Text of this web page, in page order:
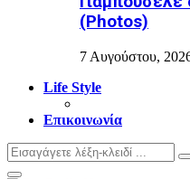
(Photos)
7 Αυγούστου,
Life Style
Επικοινωνία
Search
for: